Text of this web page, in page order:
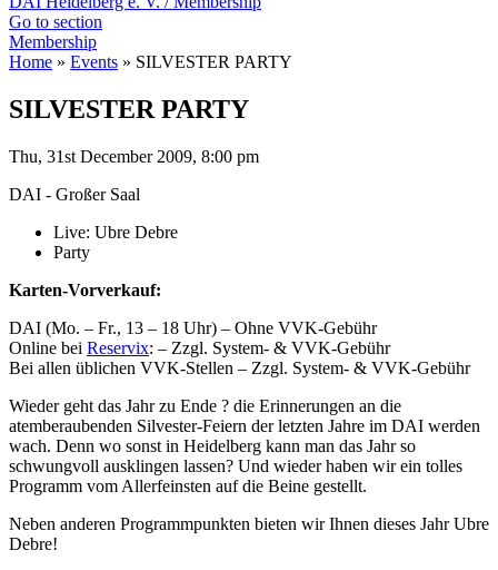
Go to section
Membership
Home » Events » SILVESTER PARTY
SILVESTER PARTY
Thu, 31st December 2009, 8:00 pm
DAI - Großer Saal
Live: Ubre Debre
Party
Karten-Vorverkauf:
DAI (Mo. – Fr., 13 – 18 Uhr) – Ohne VVK-Gebühr
Online bei Reservix: – Zzgl. System- & VVK-Gebühr
Bei allen üblichen VVK-Stellen – Zzgl. System- & VVK-Gebühr
Wieder geht das Jahr zu Ende ? die Erinnerungen an die
atemberaubenden Silvester-Feiern der letzten Jahre im DAI werden
wach. Denn wo sonst in Heidelberg kann man das Jahr so
schwungvoll ausklingen lassen? Und wieder haben wir ein tolles
Programm vom Allerfeinsten auf die Beine gestellt.
Neben anderen Programmpunkten bieten wir Ihnen dieses Jahr Ubre
Debre!